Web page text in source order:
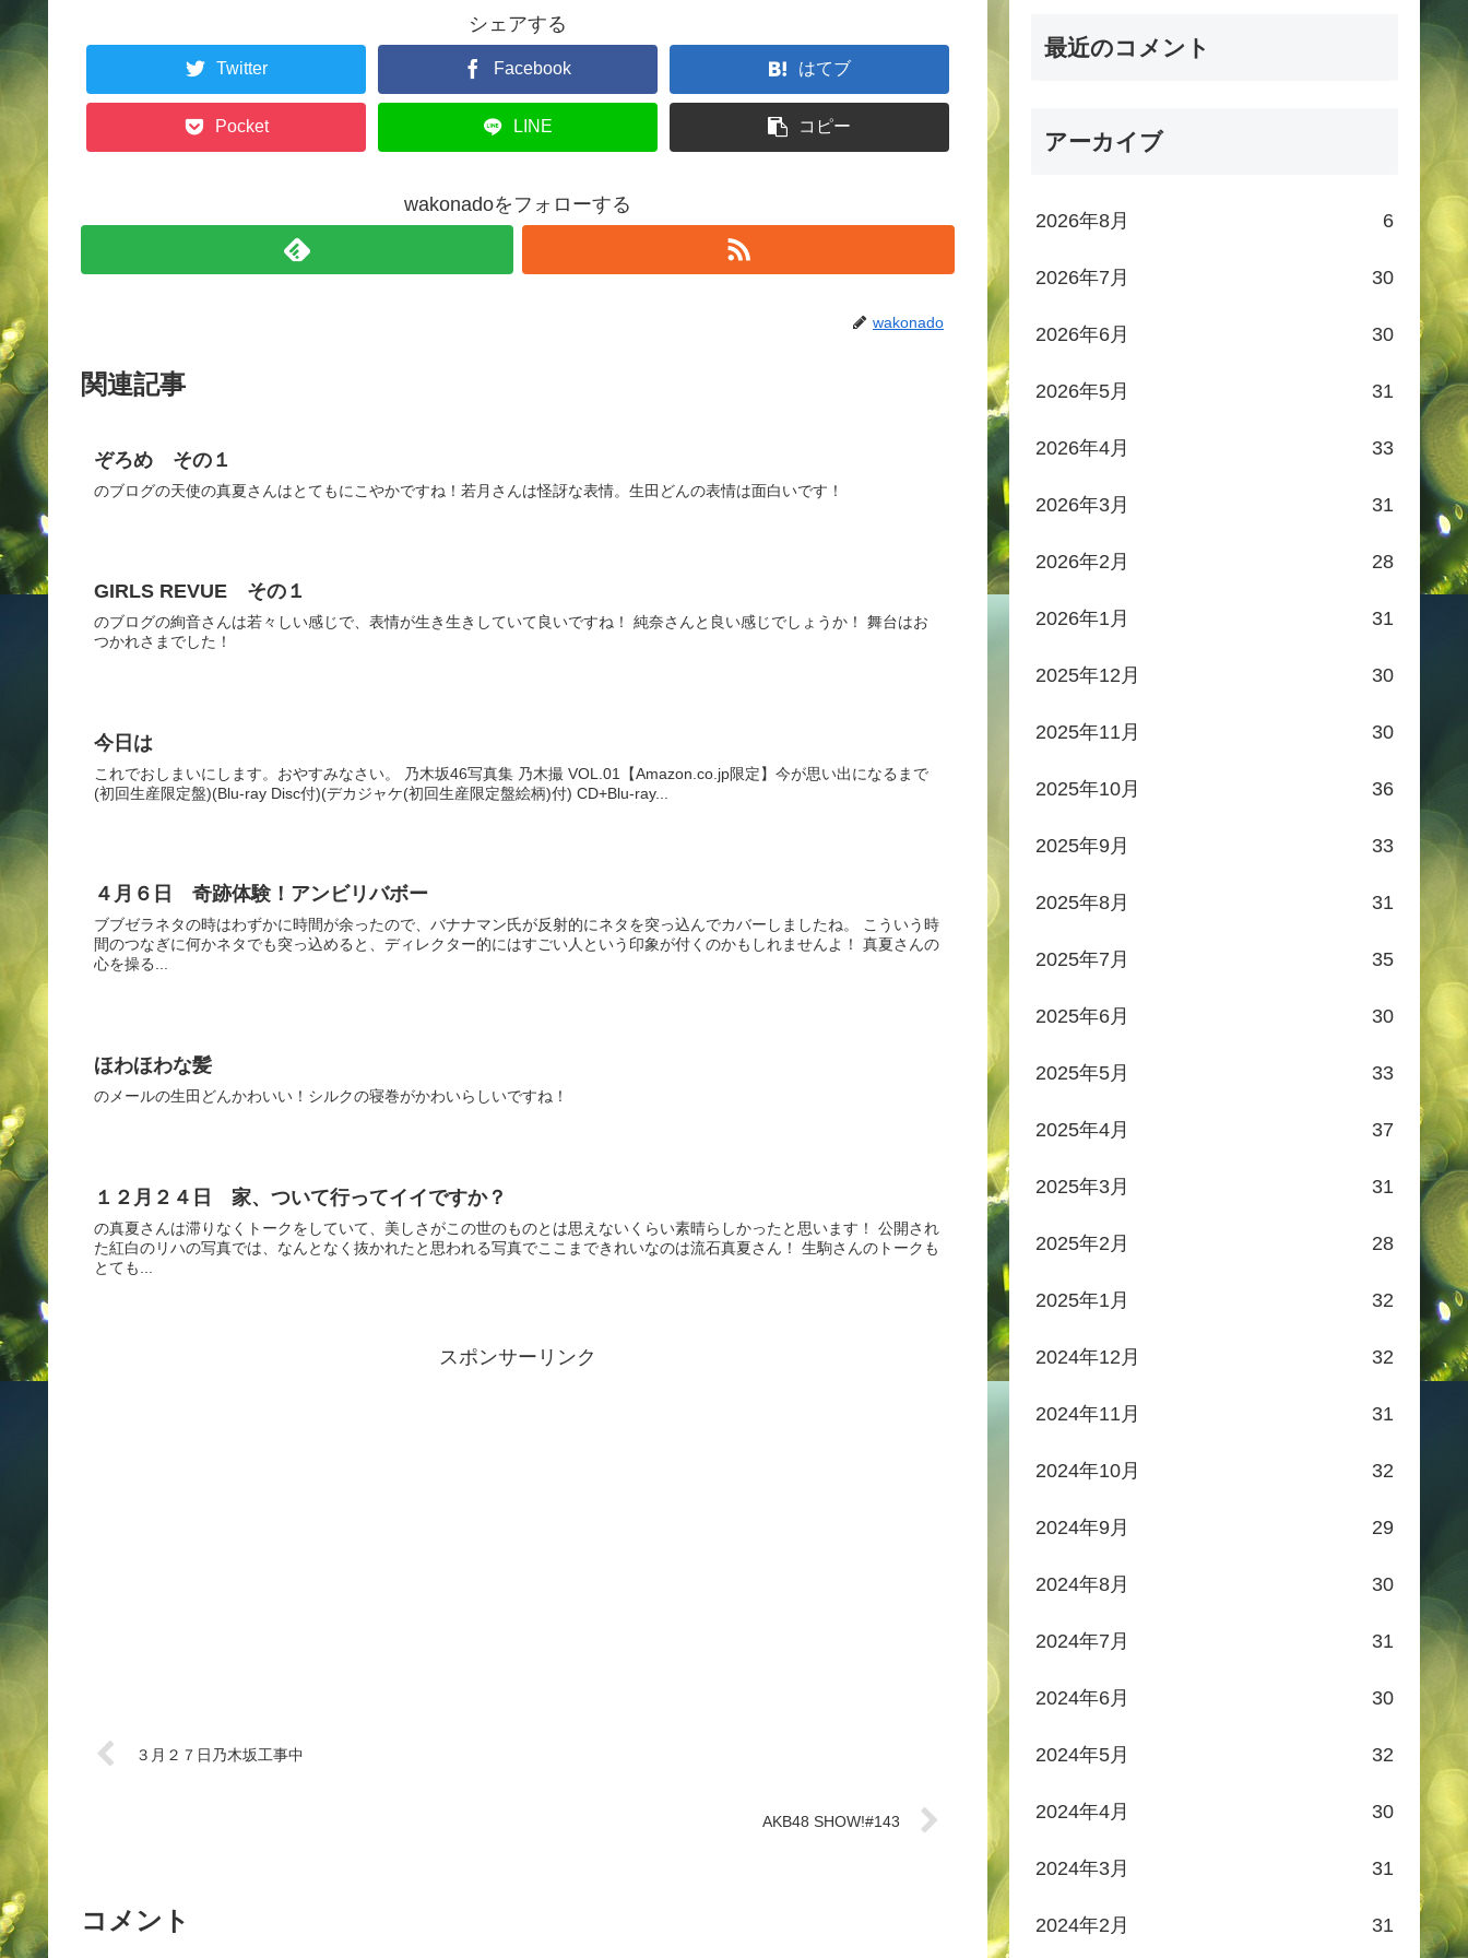
シェアする
Twitter Facebook はてブ
Pocket LINE コピー
wakonadoをフォローする
wakonado
関連記事
ぞろめ その１
のブログの天使の真夏さんはとてもにこやかですね！若月さんは怪訝な表情。生田どんの表情は面白いです！
GIRLS REVUE その１
のブログの絢音さんは若々しい感じで、表情が生き生きしていて良いですね！ 純奈さんと良い感じでしょうか！ 舞台はお
つかれさまでした！
今日は
これでおしまいにします。おやすみなさい。 乃木坂46写真集 乃木撮 VOL.01【Amazon.co.jp限定】今が思い出になるまで
(初回生産限定盤)(Blu-ray Disc付)(デカジャケ(初回生産限定盤絵柄)付) CD+Blu-ray...
４月６日 奇跡体験！アンビリバボー
ブブゼラネタの時はわずかに時間が余ったので、バナナマン氏が反射的にネタを突っ込んでカバーしましたね。 こういう時
間のつなぎに何かネタでも突っ込めると、ディレクター的にはすごい人という印象が付くのかもしれませんよ！ 真夏さんの
心を操る...
ほわほわな髪
のメールの生田どんかわいい！シルクの寝巻がかわいらしいですね！
１２月２４日 家、ついて行ってイイですか？
の真夏さんは滞りなくトークをしていて、美しさがこの世のものとは思えないくらい素晴らしかったと思います！ 公開され
た紅白のリハの写真では、なんとなく抜かれたと思われる写真でここまできれいなのは流石真夏さん！ 生駒さんのトークも
とても...
スポンサーリンク
３月２７日乃木坂工事中
AKB48 SHOW!#143
コメント
最近のコメント
アーカイブ
2026年8月 6
2026年7月 30
2026年6月 30
2026年5月 31
2026年4月 33
2026年3月 31
2026年2月 28
2026年1月 31
2025年12月 30
2025年11月 30
2025年10月 36
2025年9月 33
2025年8月 31
2025年7月 35
2025年6月 30
2025年5月 33
2025年4月 37
2025年3月 31
2025年2月 28
2025年1月 32
2024年12月 32
2024年11月 31
2024年10月 32
2024年9月 29
2024年8月 30
2024年7月 31
2024年6月 30
2024年5月 32
2024年4月 30
2024年3月 31
2024年2月 31